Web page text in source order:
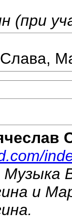
(при
и